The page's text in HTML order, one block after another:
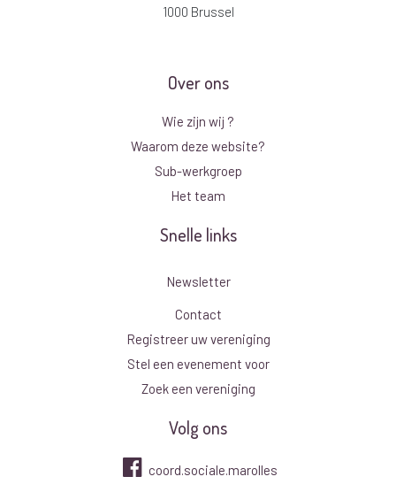
1000 Brussel
Over ons
Wie zijn wij ?
Waarom deze website?
Sub-werkgroep
Het team
Snelle links
Newsletter
Contact
Registreer uw vereniging
Stel een evenement voor
Zoek een vereniging
Volg ons
coord.sociale.marolles